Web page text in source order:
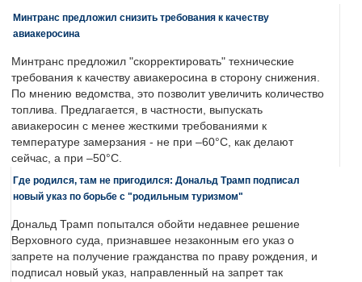
Минтранс предложил снизить требования к качеству
авиакеросина
Минтранс предложил "скорректировать" технические
требования к качеству авиакеросина в сторону снижения.
По мнению ведомства, это позволит увеличить количество
топлива. Предлагается, в частности, выпускать
авиакеросин с менее жесткими требованиями к
температуре замерзания - не при –60°C, как делают
сейчас, а при –50°C.
Где родился, там не пригодился: Дональд Трамп подписал
новый указ по борьбе с "родильным туризмом"
Дональд Трамп попытался обойти недавнее решение
Верховного суда, признавшее незаконным его указ о
запрете на получение гражданства по праву рождения, и
подписал новый указ, направленный на запрет так